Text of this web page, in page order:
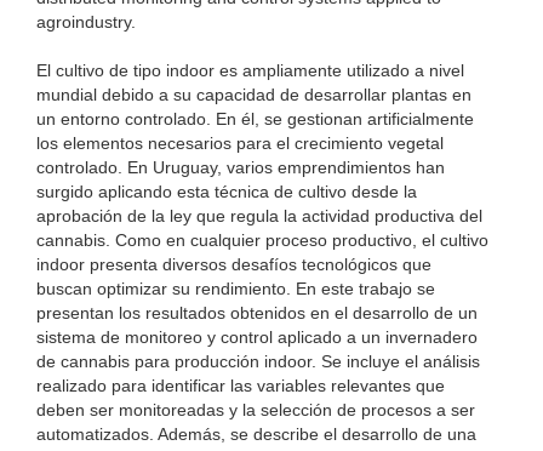
agroindustry.
El cultivo de tipo indoor es ampliamente utilizado a nivel
mundial debido a su capacidad de desarrollar plantas en
un entorno controlado. En él, se gestionan artificialmente
los elementos necesarios para el crecimiento vegetal
controlado. En Uruguay, varios emprendimientos han
surgido aplicando esta técnica de cultivo desde la
aprobación de la ley que regula la actividad productiva del
cannabis. Como en cualquier proceso productivo, el cultivo
indoor presenta diversos desafíos tecnológicos que
buscan optimizar su rendimiento. En este trabajo se
presentan los resultados obtenidos en el desarrollo de un
sistema de monitoreo y control aplicado a un invernadero
de cannabis para producción indoor. Se incluye el análisis
realizado para identificar las variables relevantes que
deben ser monitoreadas y la selección de procesos a ser
automatizados. Además, se describe el desarrollo de una